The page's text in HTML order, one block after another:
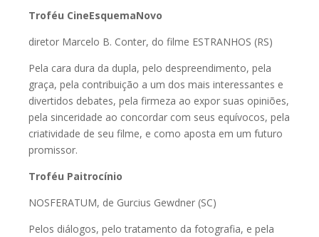
Troféu CineEsquemaNovo
diretor Marcelo B. Conter, do filme ESTRANHOS (RS)
Pela cara dura da dupla, pelo despreendimento, pela
graça, pela contribuição a um dos mais interessantes e
divertidos debates, pela firmeza ao expor suas opiniões,
pela sinceridade ao concordar com seus equívocos, pela
criatividade de seu filme, e como aposta em um futuro
promissor.
Troféu Paitrocínio
NOSFERATUM, de Gurcius Gewdner (SC)
Pelos diálogos, pelo tratamento da fotografia, e pela